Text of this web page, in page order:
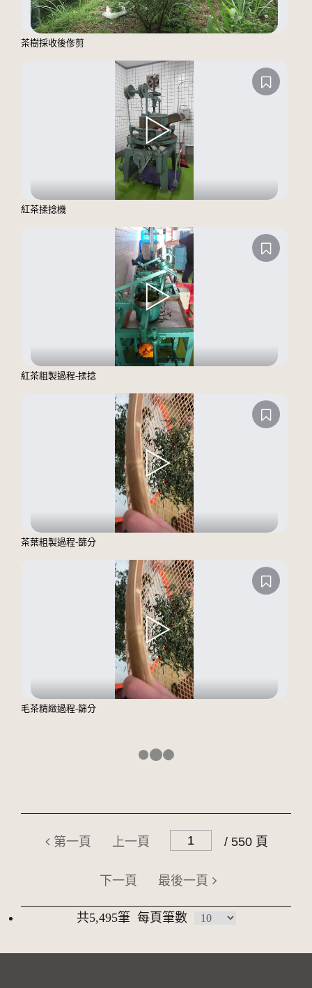
茶樹採收後俢剪
紅茶揉捻機
紅茶粗製過程-揉捻
茶葉粗製過程-篩分
毛茶精緻過程-篩分
第一頁 上一頁 / 550 頁
下一頁 最後一頁
共5,495筆 每頁筆數